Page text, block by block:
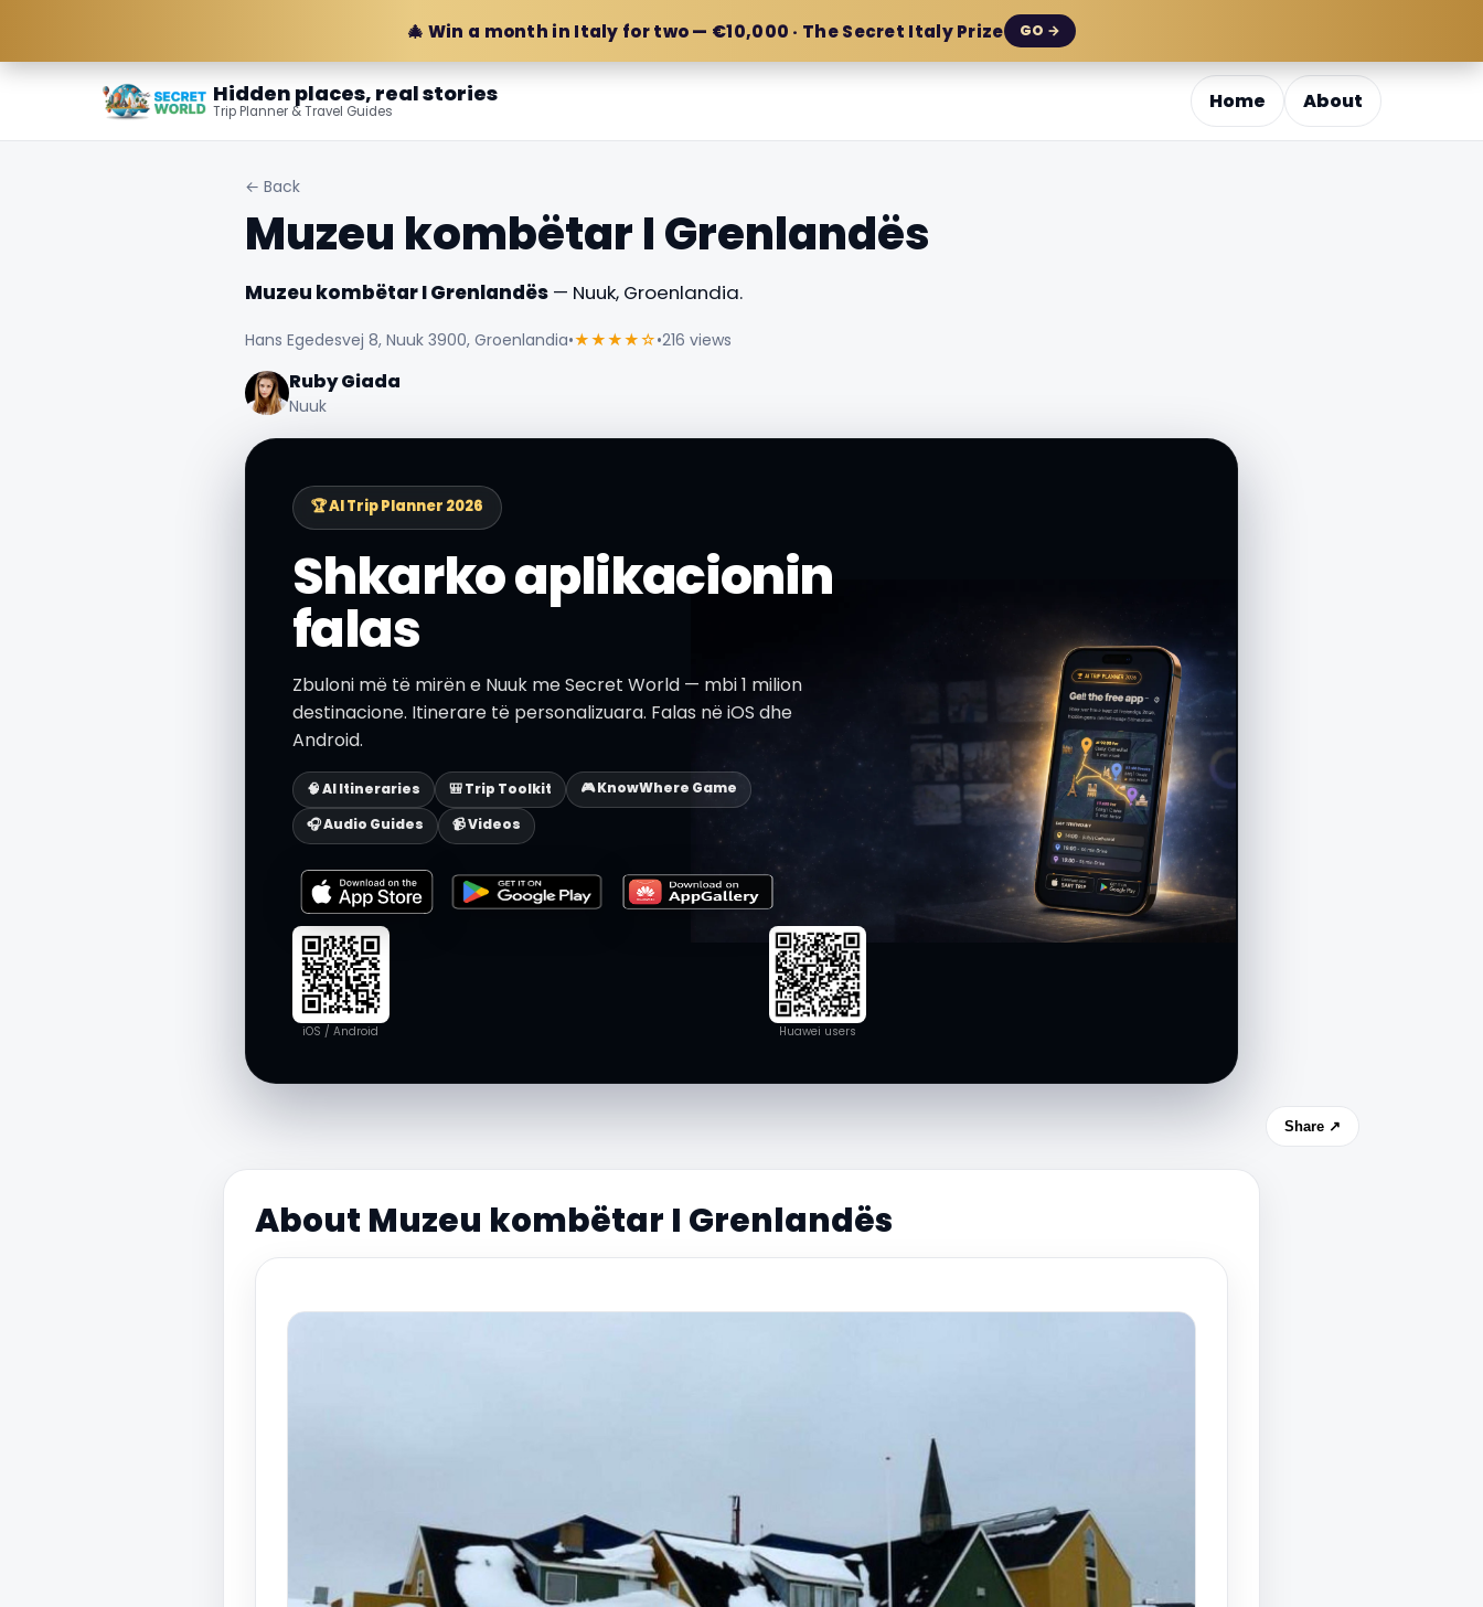
🎄 Win a month in Italy for two — €10,000 · The Secret Italy Prize GO →
Hidden places, real stories
Trip Planner & Travel Guides Home About
← Back
Muzeu kombëtar I Grenlandës
Muzeu kombëtar I Grenlandës— Nuuk, Groenlandia.
Hans Egedesvej 8, Nuuk 3900, Groenlandia•★★★★☆•216 views
Ruby Giada
Nuuk
🏆 AI Trip Planner 2026
Shkarko aplikacionin
falas
Zbuloni më të mirën e Nuuk me Secret World — mbi 1 milion
destinacione. Itinerare të personalizuara. Falas në iOS dhe
Android.
🧠 AI Itineraries 🎒 Trip Toolkit
🎮 KnowWhere Game
🎧 Audio Guides
📹 Videos
iOS / Android Huawei users
Share ↗
About Muzeu kombëtar I Grenlandës